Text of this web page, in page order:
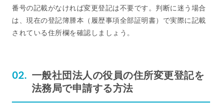
番号の記載がなければ変更登記は不要です。判断に迷う場合
は、現在の登記簿謄本（履歴事項全部証明書）で実際に記載
されている住所欄を確認しましょう。
一般社団法人の役員の住所変更登記を
法務局で申請する方法